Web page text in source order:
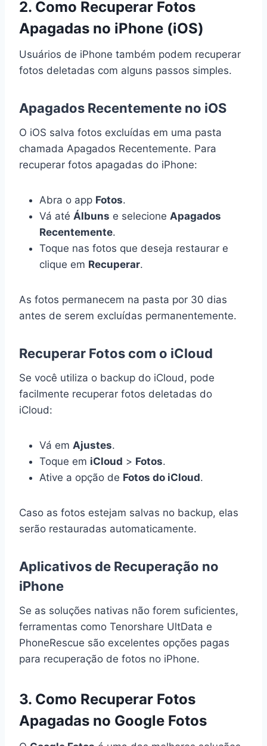
2. Como Recuperar Fotos
Apagadas no iPhone (iOS)
Usuários de iPhone também podem recuperar
fotos deletadas com alguns passos simples.
Apagados Recentemente no iOS
O iOS salva fotos excluídas em uma pasta
chamada Apagados Recentemente. Para
recuperar fotos apagadas do iPhone:
Abra o app Fotos.
Vá até Álbuns e selecione Apagados
Recentemente.
Toque nas fotos que deseja restaurar e
clique em Recuperar.
As fotos permanecem na pasta por 30 dias
antes de serem excluídas permanentemente.
Recuperar Fotos com o iCloud
Se você utiliza o backup do iCloud, pode
facilmente recuperar fotos deletadas do
iCloud:
Vá em Ajustes.
Toque em iCloud > Fotos.
Ative a opção de Fotos do iCloud.
Caso as fotos estejam salvas no backup, elas
serão restauradas automaticamente.
Aplicativos de Recuperação no
iPhone
Se as soluções nativas não forem suficientes,
ferramentas como Tenorshare UltData e
PhoneRescue são excelentes opções pagas
para recuperação de fotos no iPhone.
3. Como Recuperar Fotos
Apagadas no Google Fotos